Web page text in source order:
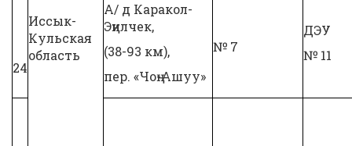
Иссык-
Кульская
область
24
А/ д Каракол-
Эңилчек,
(38-93 км),
пер. «Чоң-Ашуу»
№ 7
ДЭУ
№ 11